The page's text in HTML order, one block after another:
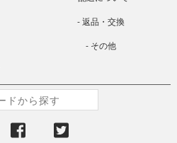
返品・交換
その他